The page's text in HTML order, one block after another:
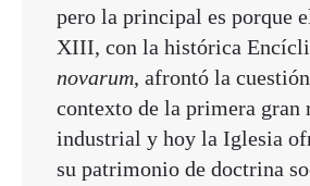
pero la principal es porque
XIII, con la histórica
novarum, afrontó la
contexto de la primera gran
industrial y hoy la Iglesia
su patrimonio de doctrina